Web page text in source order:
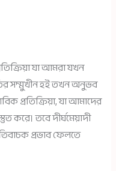
যা আমরা যখন
সম্মুখীন হই তখন অনুভব
প্রতিক্রিয়া, যা আমাদের
করে। তবে দীর্ঘমেয়াদী
প্রভাব ফেলতে